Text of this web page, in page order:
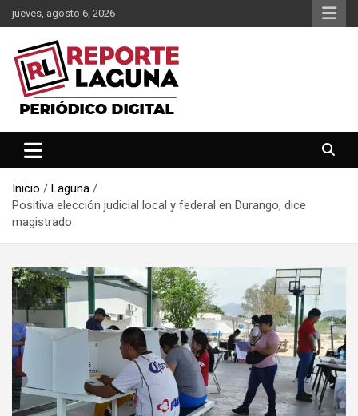
Saltar
al
contenido
jueves, agosto 6, 2026
Reporte Laguna
Inicio
Laguna
Positiva elección judicial local y federal en Durango, dice
magistrado